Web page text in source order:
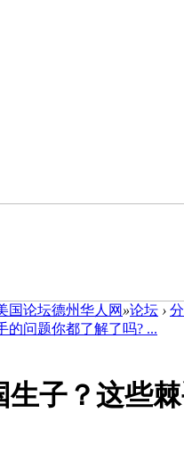
国论坛德州华人网 »论坛 ›
的问题你都了解了吗? ...
子？这些